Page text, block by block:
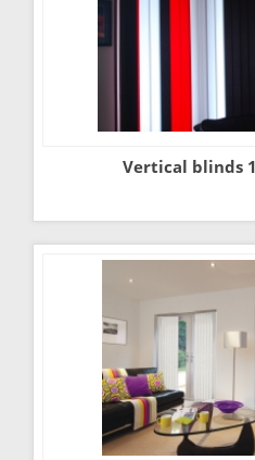
Vertical blinds